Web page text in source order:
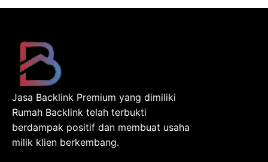
Jasa Backlink Premium yang dimiliki
Rumah Backlink telah terbukti
berdampak positif dan membuat usaha
milik klien berkembang.